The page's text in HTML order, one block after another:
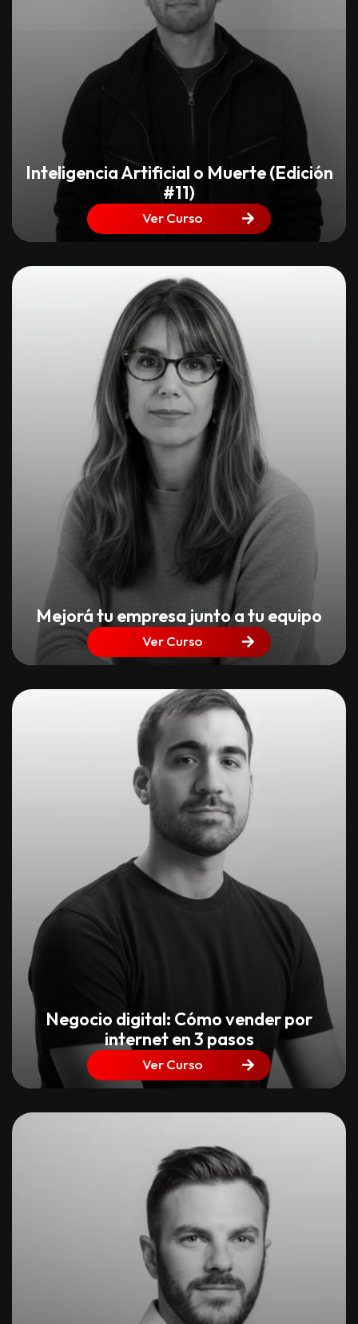
Inteligencia Artificial o Muerte (Edición
#11)
Ver Curso
Mejorá tu empresa junto a tu equipo
Ver Curso
Negocio digital: Cómo vender por
internet en 3 pasos
Ver Curso